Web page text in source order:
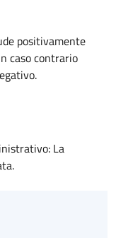
positivamente
caso contrario
La